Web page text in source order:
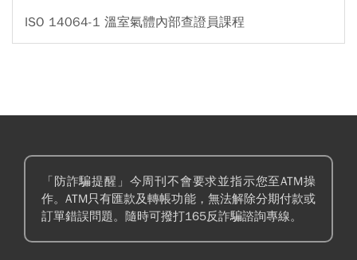
ISO 14064-1 溫室氣體內部查證員課程
「防詐騙提醒」今周刊不會要求並指示您至ATM操
作。ATM只有匯款及轉帳功能，無法解除分期付款或
訂單錯誤問題。隨時可撥打165反詐騙諮詢專線。